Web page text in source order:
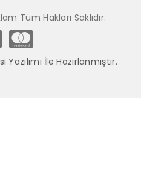
Tüm Hakları Saklıdır.
İle Hazırlanmıştır.